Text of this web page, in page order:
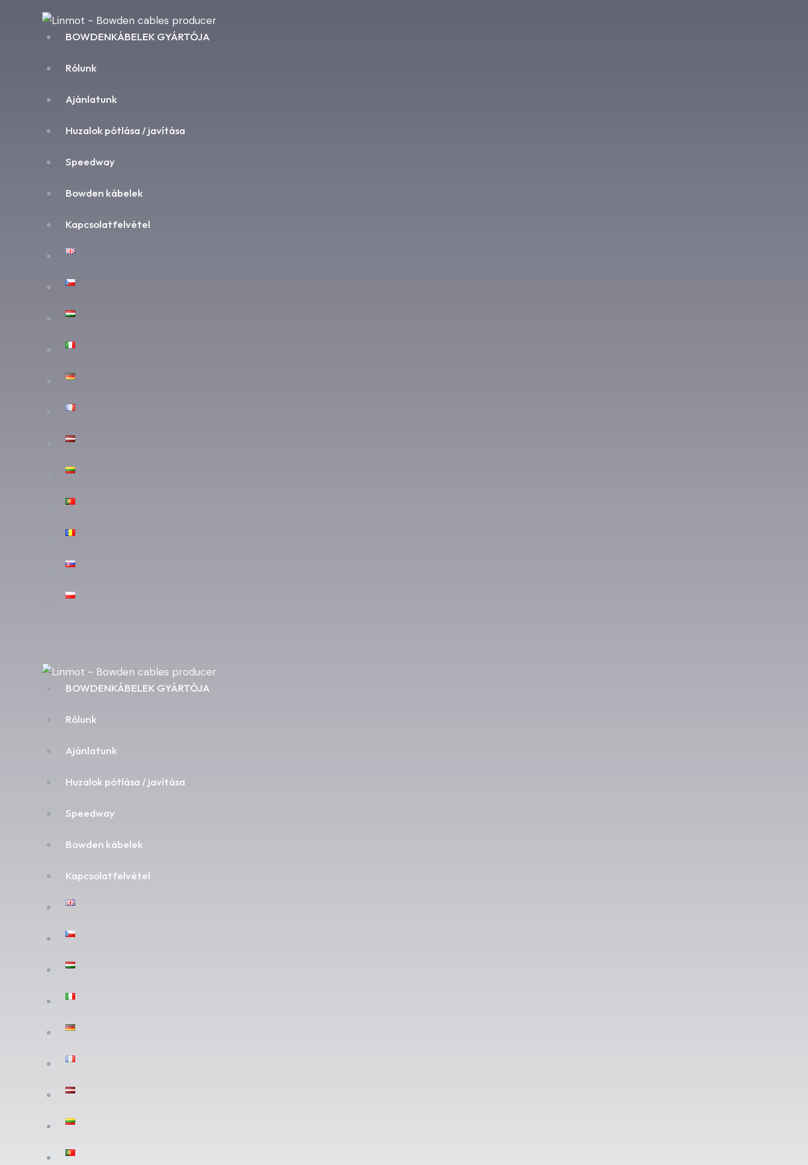
BOWDENKÁBELEK GYÁRTÓJA
Rólunk
Ajánlatunk
Huzalok pótlása / javítása
Speedway
Bowden kábelek
Kapcsolatfelvétel
BOWDENKÁBELEK GYÁRTÓJA
Rólunk
Ajánlatunk
Huzalok pótlása / javítása
Speedway
Bowden kábelek
Kapcsolatfelvétel